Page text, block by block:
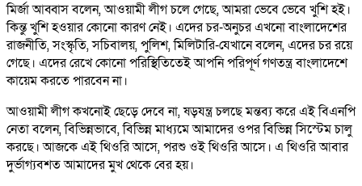
মির্জা আব্বাস বলেন, আওয়ামী লীগ চলে গেছে, আমরা ভেবে ভেবে খুশি হই।
কিন্তু খুশি হওয়ার কোনো কারণ নেই। এদের চর-অনুচর এখনো বাংলাদেশের
রাজনীতি, সংস্কৃতি, সচিবালয়, পুলিশ, মিলিটারি-যেখানে বলেন, এদের চর রয়ে
গেছে। এদের রেখে কোনো পরিস্থিতিতেই আপনি পরিপূর্ণ গণতন্ত্র বাংলাদেশে
কায়েম করতে পারবেন না।
আওয়ামী লীগ কখনোই ছেড়ে দেবে না, ষড়যন্ত্র চলছে মন্তব্য করে এই বিএনপি
নেতা বলেন, বিভিন্নভাবে, বিভিন্ন মাধ্যমে আমাদের ওপর বিভিন্ন সিস্টেম চালু
করছে। আজকে এই থিওরি আসে, পরশু ওই থিওরি আসে। এ থিওরি আবার
দুর্ভাগ্যবশত আমাদের মুখ থেকে বের হয়।